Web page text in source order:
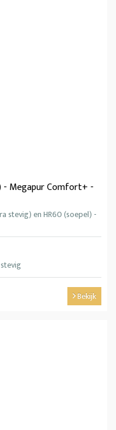
- Megapur Comfort+ -
stevig) en HR60 (soepel) -
Bekijk